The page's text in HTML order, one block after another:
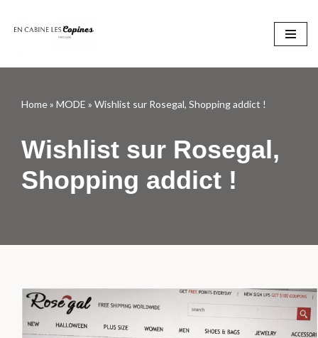
Home» MODE » Wishlist sur Rosegal, Shopping addict !
Wishlist sur Rosegal,
Shopping addict !